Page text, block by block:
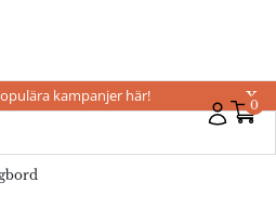
0
kampanjer här! X